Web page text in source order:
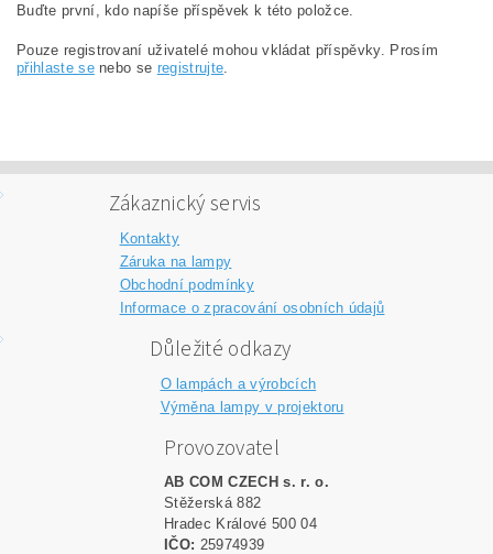
Buďte první, kdo napíše příspěvek k této položce.
Pouze registrovaní uživatelé mohou vkládat příspěvky. Prosím
přihlaste senebo se registrujte
Zákaznický servis
Kontakty
Záruka na lampy
Obchodní podmínky
Informace o zpracování osobních údajů
Důležité odkazy
O lampách a výrobcích
Výměna lampy v projektoru
Provozovatel
AB COM CZECH s. r. o.
Stěžerská 882
Hradec Králové 500 04
IČO: 25974939